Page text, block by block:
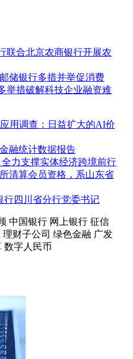
联合北京农商银行开展农
储银行多措并举促消费
举措破解科技企业融资难
用调查：日益扩大的AI价
融统计数据报告
力支撑实体经济跨境前行
清算会员资格，系山东省
行四川省分行党委书记
中国银行 网上银行 征信
理财子公司 绿色金融 广发
数字人民币